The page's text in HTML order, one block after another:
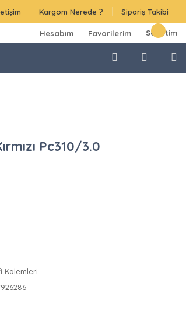
Kargom Nerede ? Sipariş Takibi
Hesabım Favorilerim Sepetim
Pc310/3.0
Kalemleri